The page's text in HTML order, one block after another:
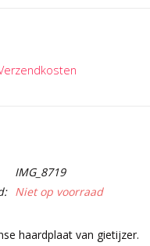
IMG_8719
Niet op voorraad
haardplaat van gietijzer.